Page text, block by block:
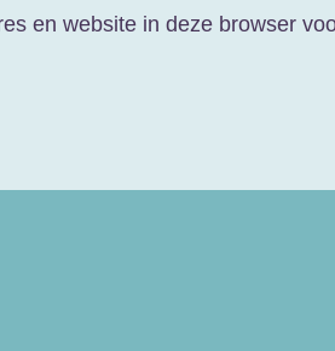
en website in deze browser